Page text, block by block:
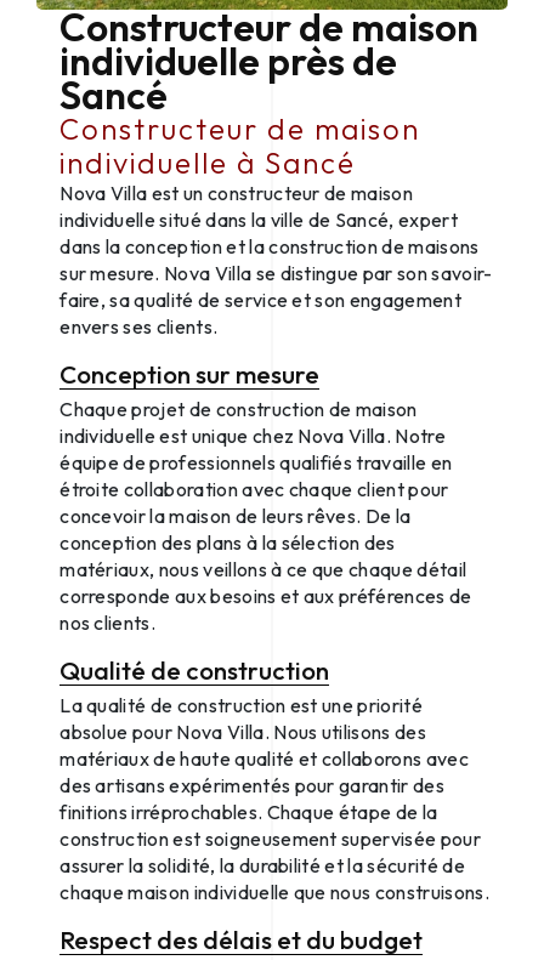
Constructeur de maison
individuelle près de
Sancé
Constructeur de maison
individuelle à Sancé
Nova Villa est un constructeur de maison
individuelle situé dans la ville de Sancé, expert
dans la conception et la construction de maisons
sur mesure. Nova Villa se distingue par son savoir-
faire, sa qualité de service et son engagement
envers ses clients.
Conception sur mesure
Chaque projet de construction de maison
individuelle est unique chez Nova Villa. Notre
équipe de professionnels qualifiés travaille en
étroite collaboration avec chaque client pour
concevoir la maison de leurs rêves. De la
conception des plans à la sélection des
matériaux, nous veillons à ce que chaque détail
corresponde aux besoins et aux préférences de
nos clients.
Qualité de construction
La qualité de construction est une priorité
absolue pour Nova Villa. Nous utilisons des
matériaux de haute qualité et collaborons avec
des artisans expérimentés pour garantir des
finitions irréprochables. Chaque étape de la
construction est soigneusement supervisée pour
assurer la solidité, la durabilité et la sécurité de
chaque maison individuelle que nous construisons.
Respect des délais et du budget